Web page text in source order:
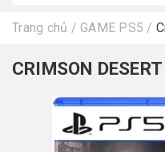
Trang chủ / GAME PS5 /
CRIMSON DESERT